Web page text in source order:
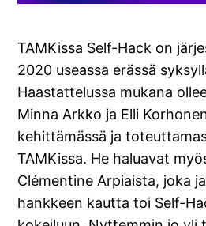
TAMKissa Self-Hack on
2020 useassa erässä
Haastattelussa mukana
Minna Arkko ja Elli
kehittämässä ja
TAMKissa. He haluavat
Clémentine Arpiaista, joka
hankkeen kautta toi Self-